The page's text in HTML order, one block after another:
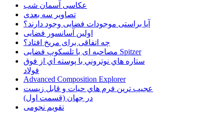
عکاسی آسمان شب
تصاویر سه بعدی
آیا براستی موجودات فضایی وجود دارند؟
اولین آسانسور فضایی
چه اتفاقی برای مریخ افتاد؟
مصاحبه ای با تلسکوپ فضایی Spitzer
ستاره هاي نوتروني با پوسته اي از فوق
فولاد
Advanced Composition Explorer
عجیب ترین فرم هاي حيات و قابل زيست
در جهان (قسمت اول)
تقویم نجومی